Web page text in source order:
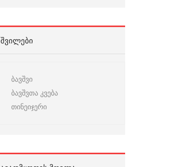
ᲨᲕᲘᲚᲔᲑᲘ
ბავშვი
ბავშვთა კვება
თინეიჯერი